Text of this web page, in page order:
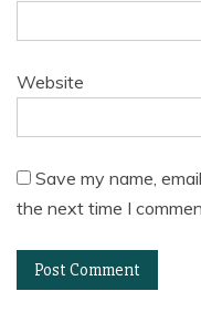
Website
Save my name,
the next time I